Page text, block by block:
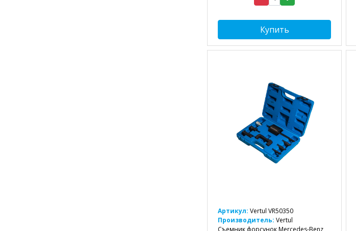
Купить
Артикул: Vertul VR50350
Производитель: Vertul
Съемник форсунок Mercedes-Benz